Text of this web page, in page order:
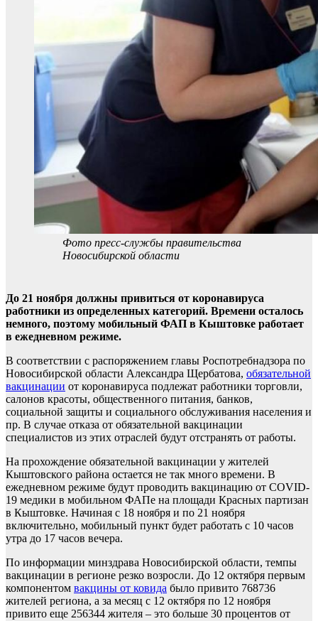
Фото пресс-службы правительства
Новосибирской области
До 21 ноября должны привиться от коронавируса
работники из определенных категорий. Времени осталось
немного, поэтому мобильный ФАП в Кыштовке работает
в ежедневном режиме.
В соответствии с распоряжением главы Роспотребнадзора по
Новосибирской области Александра Щербатова, обязательной
вакцинации от коронавируса подлежат работники торговли,
салонов красоты, общественного питания, банков,
социальной защиты и социального обслуживания населения и
пр. В случае отказа от обязательной вакцинации
специалистов из этих отраслей будут отстранять от работы.
На прохождение обязательной вакцинации у жителей
Кыштовского района остается не так много времени. В
ежедневном режиме будут проводить вакцинацию от COVID-
19 медики в мобильном ФАПе на площади Красных партизан
в Кыштовке. Начиная с 18 ноября и по 21 ноября
включительно, мобильный пункт будет работать с 10 часов
утра до 17 часов вечера.
По информации минздрава Новосибирской области, темпы
вакцинации в регионе резко возросли. До 12 октября первым
компонентом вакцины от ковида было привито 768736
жителей региона, а за месяц с 12 октября по 12 ноября
привито еще 256344 жителя – это больше 30 процентов от